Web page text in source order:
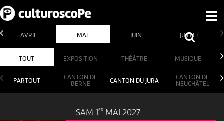
AVRIL MAI JUIN JUILLET
TOUT EXPOSITION THÉÂTRE MUSIQUE
PARTOUT
CANTON DE
BERNE
CANTON DU JURA
CANTON DE
NEUCHÂTEL
SAM 1 ER MAI 2027